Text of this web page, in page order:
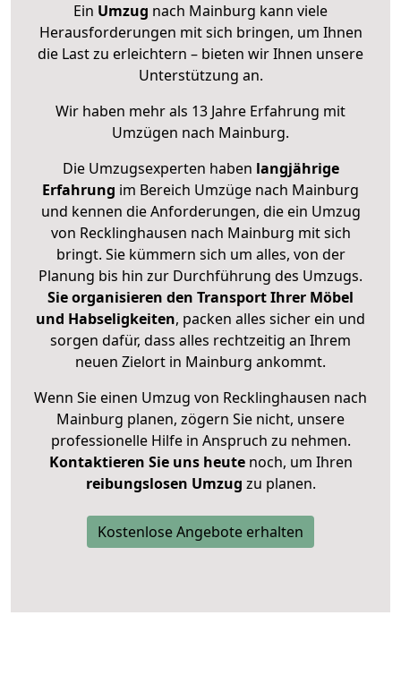
Ein Umzug nach Mainburg kann viele
Herausforderungen mit sich bringen, um Ihnen
die Last zu erleichtern – bieten wir Ihnen unsere
Unterstützung an.
Wir haben mehr als 13 Jahre Erfahrung mit
Umzügen nach Mainburg.
Die Umzugsexperten haben langjährige
Erfahrung im Bereich Umzüge nach Mainburg
und kennen die Anforderungen, die ein Umzug
von Recklinghausen nach Mainburg mit sich
bringt. Sie kümmern sich um alles, von der
Planung bis hin zur Durchführung des Umzugs.
Sie organisieren den Transport Ihrer Möbel
und Habseligkeiten, packen alles sicher ein und
sorgen dafür, dass alles rechtzeitig an Ihrem
neuen Zielort in Mainburg ankommt.
Wenn Sie einen Umzug von Recklinghausen nach
Mainburg planen, zögern Sie nicht, unsere
professionelle Hilfe in Anspruch zu nehmen.
Kontaktieren Sie uns heutenoch, um Ihren
reibungslosen Umzug zu planen.
Kostenlose Angebote erhalten